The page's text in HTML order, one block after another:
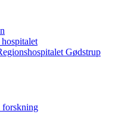
Gødstrup